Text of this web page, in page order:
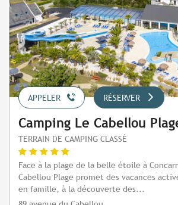
APPELER RÉSERVER
Camping Le Cabellou
TERRAIN DE CAMPING CLASSÉ
Face à la plage de la belle étoile à
Cabellou Plage promet des vacances
en famille, à la découverte des...